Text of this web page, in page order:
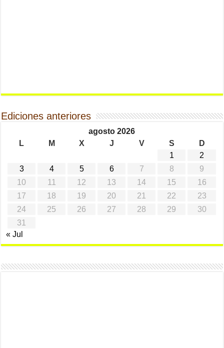
Ediciones anteriores
agosto 2026
L
M X J V S
D
1
2
3
4 5 6 7 8
9
10
11 12 13 14 15
16
17
18 19 20 21 22
23
24
25 26 27 28 29
30
31
« Jul